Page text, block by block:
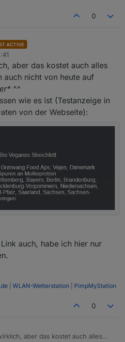
0
ACTIVE
aber das kostet auch alles
auch nicht von heute auf
^^
wie es ist (Testanzeige in
von der Webseite):
auch, habe ich hier nur
WLAN-Wetterstation PimpMyStation
0
aber das kostet auch alles